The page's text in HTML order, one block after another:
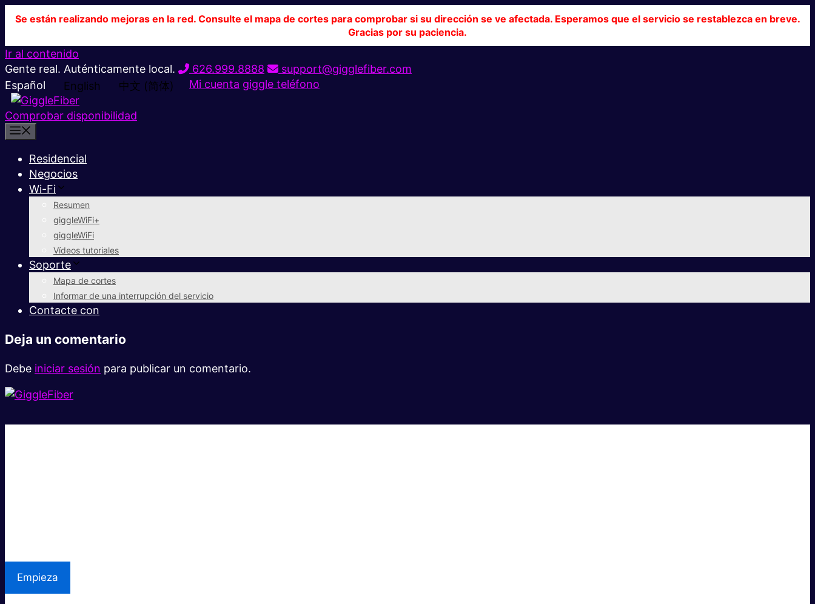
Se están realizando mejoras en la red. Consulte el mapa de cortes para comprobar si su dirección se ve afectada. Esperamos que el servicio se restablezca en breve.
Gracias por su paciencia.
Ir al contenido
Gente real. Auténticamente local.
626.999.8888
support@gigglefiber.com
Español
English 中文 (简体) Mi cuenta giggle teléfono
Comprobar disponibilidad
Residencial
Negocios
Wi-Fi
Resumen
giggleWiFi+
giggleWiFi
Vídeos tutoriales
Soporte
Mapa de cortes
Informar de una interrupción del servicio
Contacte con
Deja un comentario
Debe iniciar sesión para publicar un comentario.
Empieza